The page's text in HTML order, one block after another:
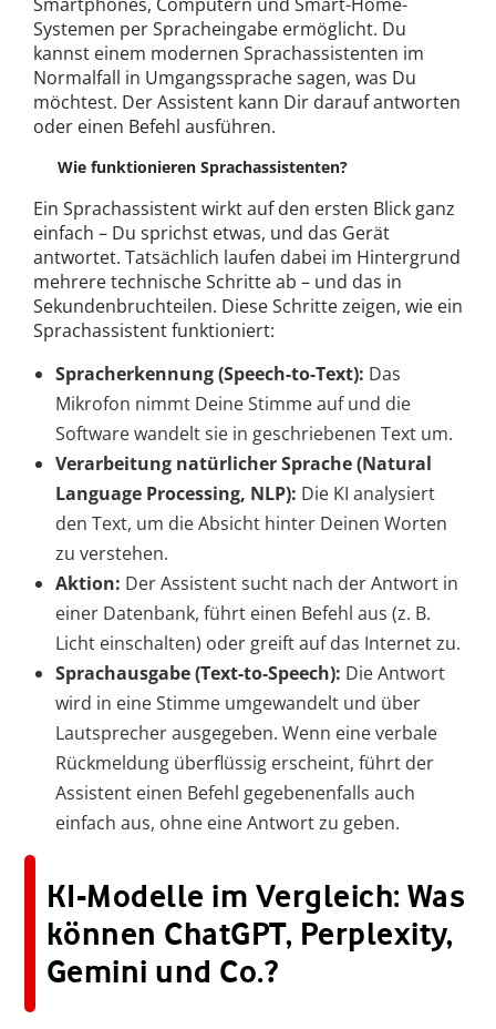
Systemen per Spracheingabe ermöglicht. Du
kannst einem modernen Sprachassistenten im
Normalfall in Umgangssprache sagen, was Du
möchtest. Der Assistent kann Dir darauf antworten
oder einen Befehl ausführen.
Wie funktionieren Sprachassistenten?
Ein Sprachassistent wirkt auf den ersten Blick ganz
einfach – Du sprichst etwas, und das Gerät
antwortet. Tatsächlich laufen dabei im Hintergrund
mehrere technische Schritte ab – und das in
Sekundenbruchteilen. Diese Schritte zeigen, wie ein
Sprachassistent funktioniert:
Spracherkennung (Speech-to-Text): Das
Mikrofon nimmt Deine Stimme auf und die
Software wandelt sie in geschriebenen Text um.
Verarbeitung natürlicher Sprache (Natural
Language Processing, NLP): Die KI analysiert
den Text, um die Absicht hinter Deinen Worten
zu verstehen.
Aktion: Der Assistent sucht nach der Antwort in
einer Datenbank, führt einen Befehl aus (z. B.
Licht einschalten) oder greift auf das Internet zu.
Sprachausgabe (Text-to-Speech): Die Antwort
wird in eine Stimme umgewandelt und über
Lautsprecher ausgegeben. Wenn eine verbale
Rückmeldung überflüssig erscheint, führt der
Assistent einen Befehl gegebenenfalls auch
einfach aus, ohne eine Antwort zu geben.
KI-Modelle im Vergleich: Was
können ChatGPT, Perplexity,
Gemini und Co.?